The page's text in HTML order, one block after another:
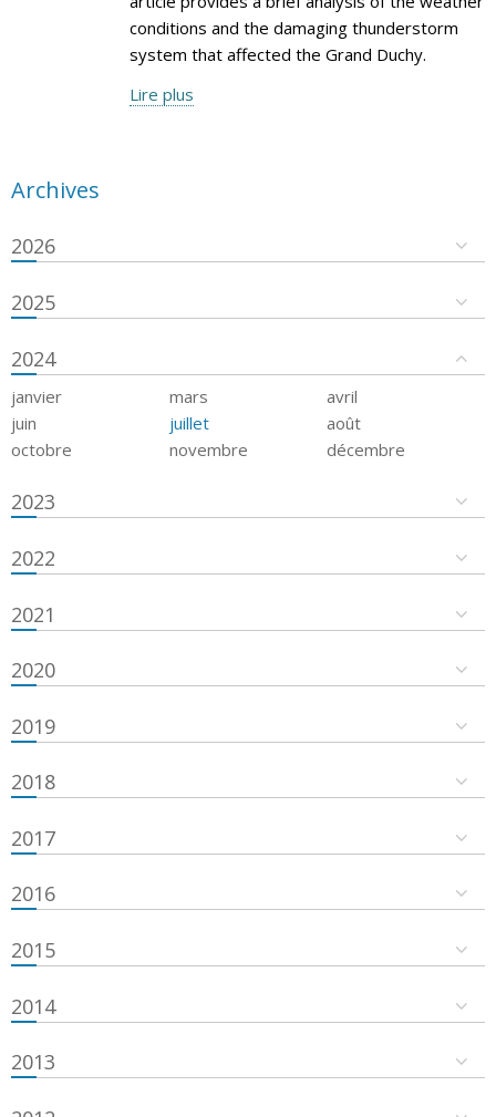
conditions and the damaging thunderstorm
system that affected the Grand Duchy.
Lire plus
Archives
2026
2025
2024
janvier mars
avril
juin
juillet
août
octobre
novembre décembre
2023
2022
2021
2020
2019
2018
2017
2016
2015
2014
2013